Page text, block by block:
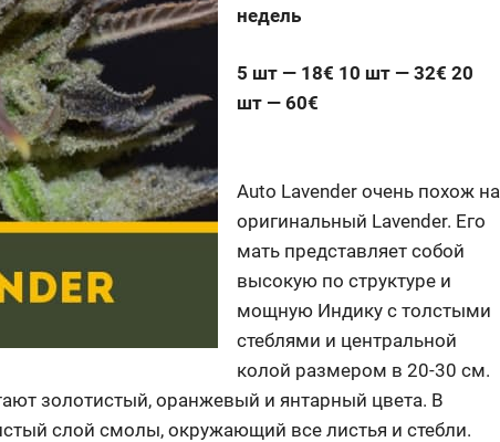
недель
5 шт — 18€ 10 шт — 32€ 20
шт — 60€
Auto Lavender очень похож на
оригинальный Lavender. Его
мать представляет собой
высокую по структуре и
мощную Индику с толстыми
стеблями и центральной
колой размером в 20-30 см.
золотистый, оранжевый и янтарный цвета. В
слой смолы, окружающий все листья и стебли.